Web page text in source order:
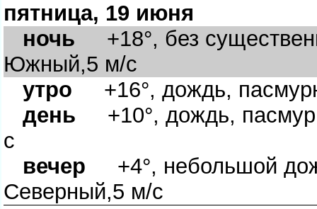
пятница, 19 июня
ночь +18°, без
Южный,5 м/с
утро +16°, дождь,
день +10°, дождь,
с
вечер +4°, небольшой
Северный,5 м/с